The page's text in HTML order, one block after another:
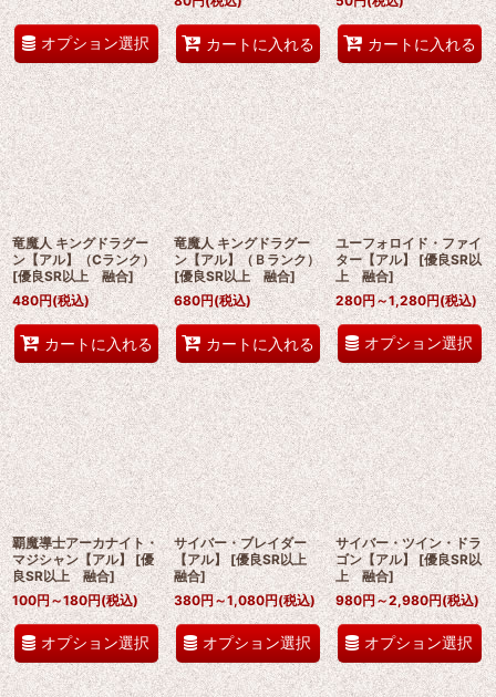
オプション選択 カートに入れる カートに入れる
竜魔人 キングドラグー
ン【アル】（Cランク）
[優良SR以上 融合]
480円(税込)
カートに入れる
竜魔人 キングドラグー
ン【アル】（Ｂランク）
[優良SR以上 融合]
680円(税込)
カートに入れる
ユーフォロイド・ファイ
ター【アル】 [優良SR以
上 融合]
280円～1,280円(税込)
オプション選択
覇魔導士アーカナイト・
マジシャン【アル】 [優
良SR以上 融合]
100円～180円(税込)
オプション選択
サイバー・ブレイダー
【アル】 [優良SR以上
融合]
380円～1,080円(税込)
オプション選択
サイバー・ツイン・ドラ
ゴン【アル】 [優良SR以
上 融合]
980円～2,980円(税込)
オプション選択